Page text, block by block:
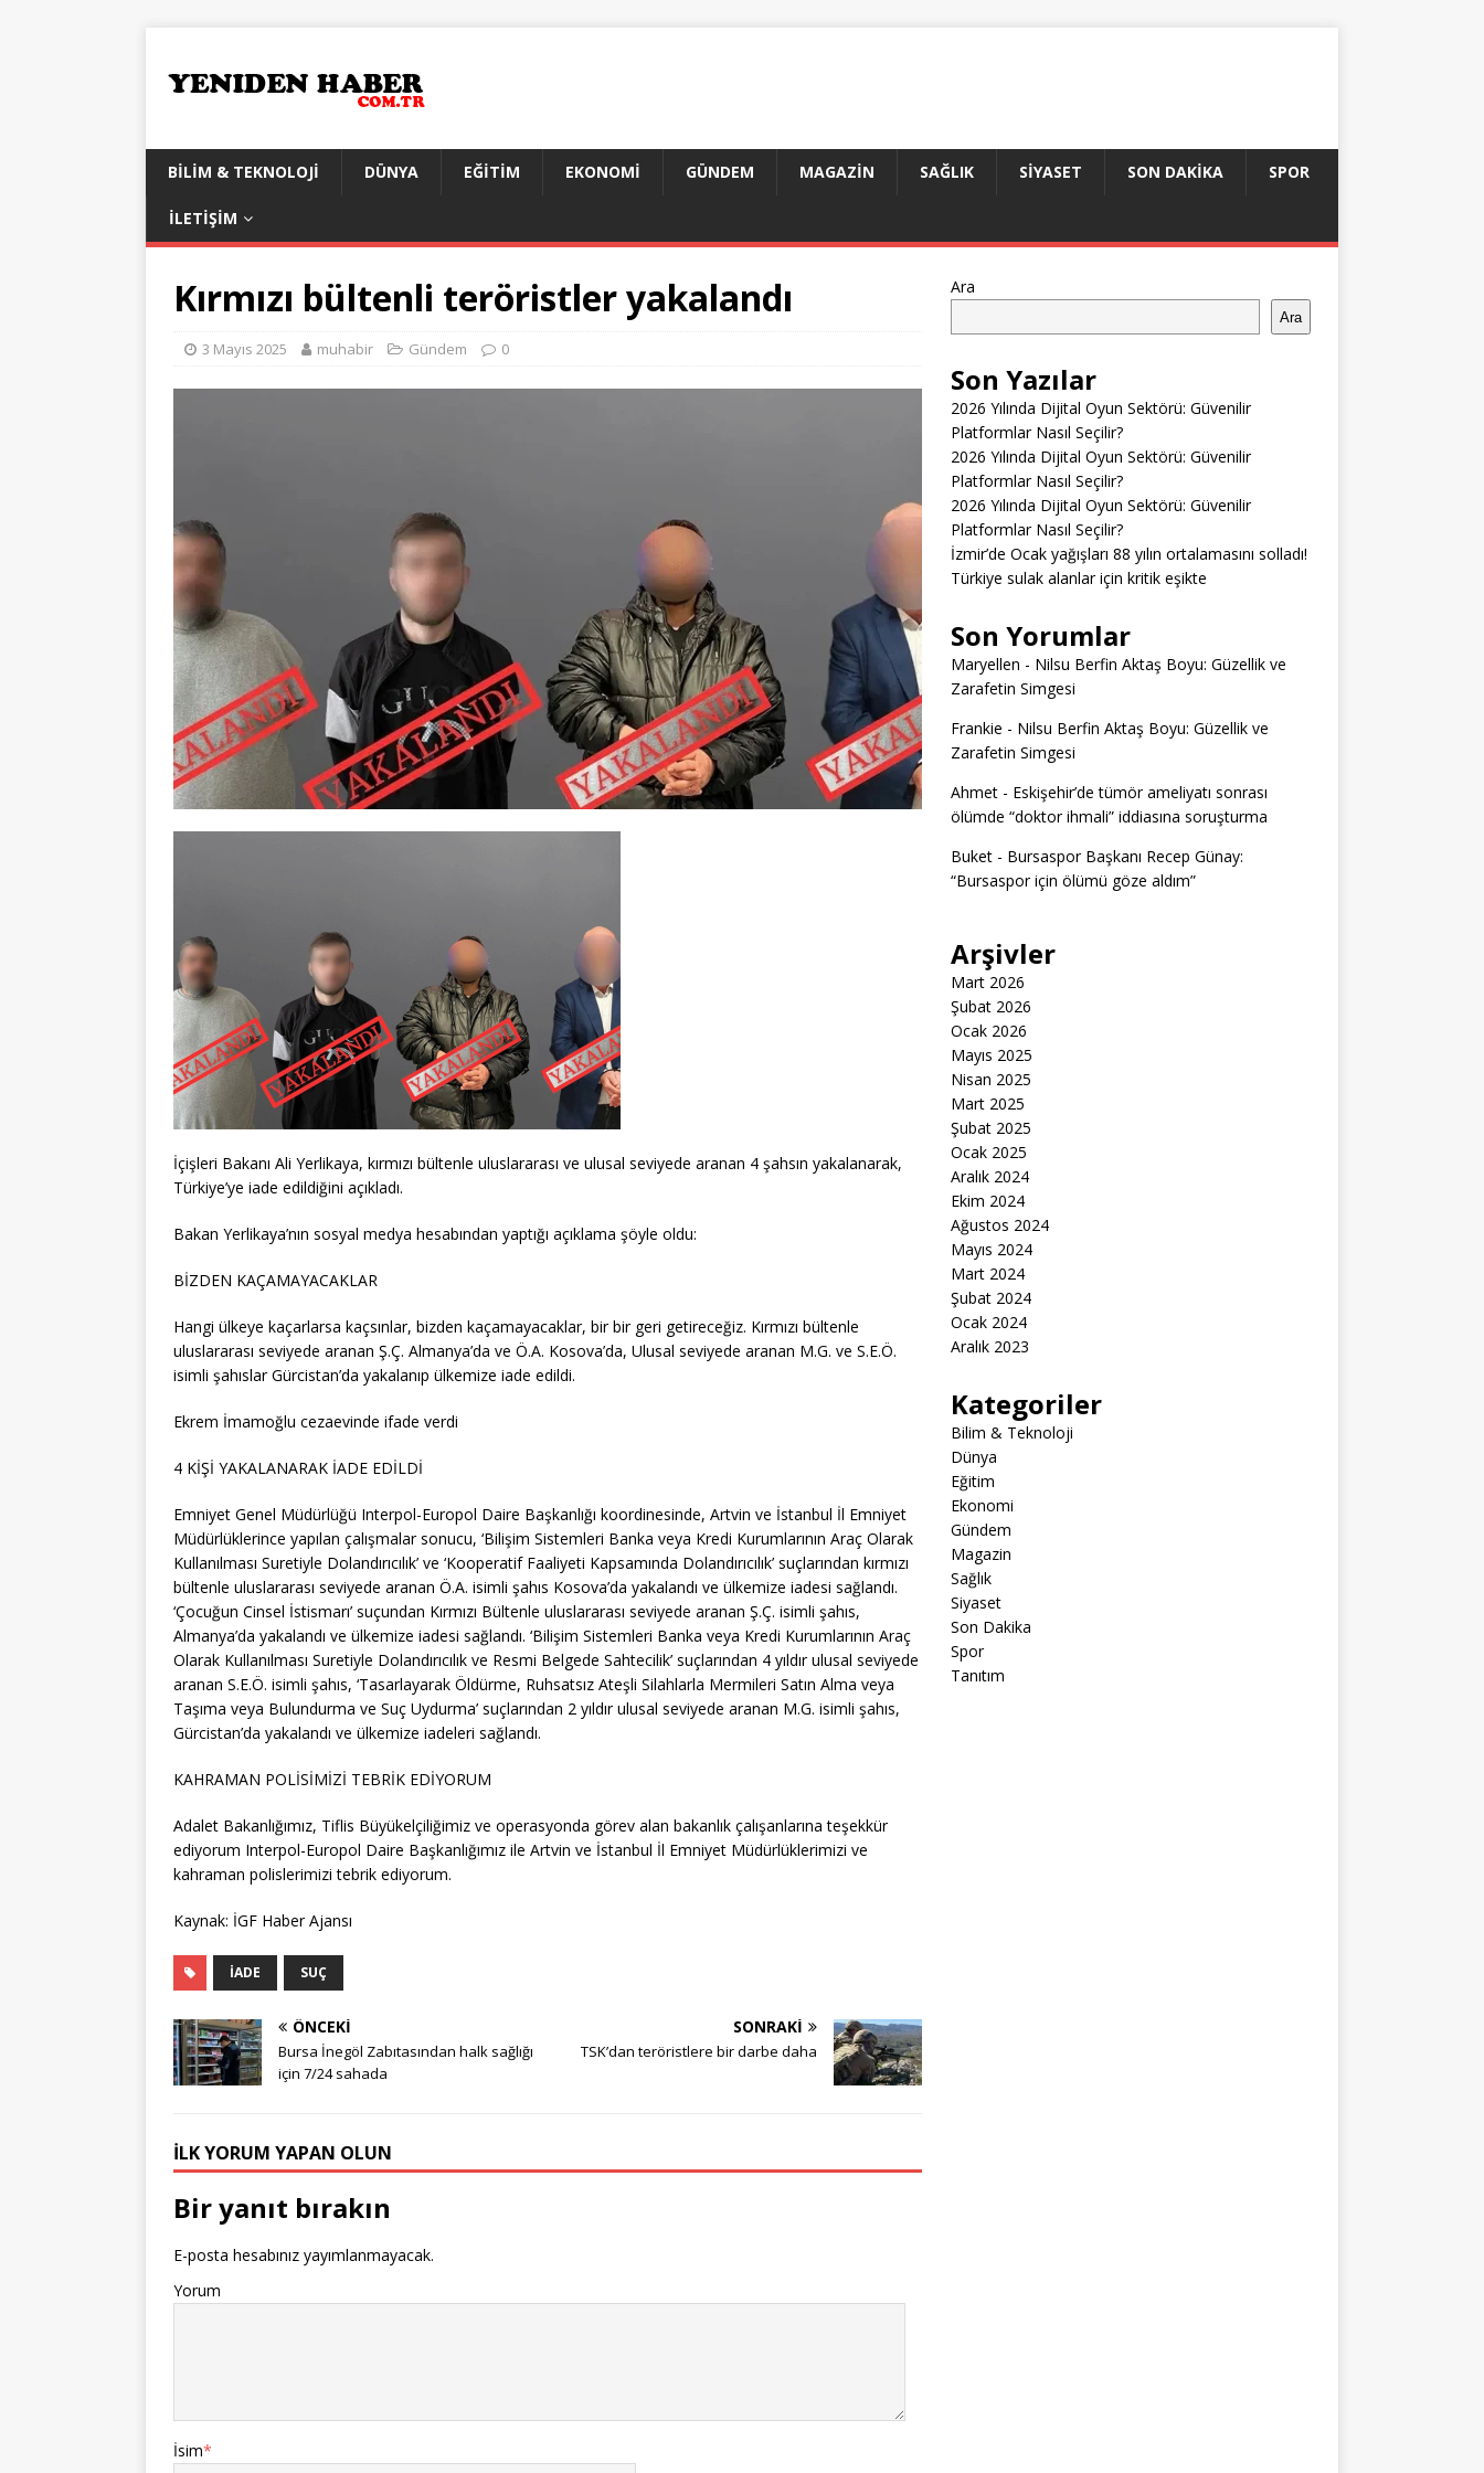
BILIM & TEKNOLOJI DÜNYA EĞITIM EKONOMI GÜNDEM MAGAZIN SAĞLIK SIYASET SON DAKIKA SPOR
İLETIŞIM
Kırmızı bültenli teröristler yakalandı
3 Mayıs 2025 muhabir Gündem 0
İçişleri Bakanı Ali Yerlikaya, kırmızı bültenle uluslararası ve ulusal seviyede aranan 4 şahsın yakalanarak,
Türkiye’ye iade edildiğini açıkladı.
Bakan Yerlikaya’nın sosyal medya hesabından yaptığı açıklama şöyle oldu:
BİZDEN KAÇAMAYACAKLAR
Hangi ülkeye kaçarlarsa kaçsınlar, bizden kaçamayacaklar, bir bir geri getireceğiz. Kırmızı bültenle
uluslararası seviyede aranan Ş.Ç. Almanya’da ve Ö.A. Kosova’da, Ulusal seviyede aranan M.G. ve S.E.Ö.
isimli şahıslar Gürcistan’da yakalanıp ülkemize iade edildi.
Ekrem İmamoğlu cezaevinde ifade verdi
4 KİŞİ YAKALANARAK İADE EDİLDİ
Emniyet Genel Müdürlüğü Interpol-Europol Daire Başkanlığı koordinesinde, Artvin ve İstanbul İl Emniyet
Müdürlüklerince yapılan çalışmalar sonucu, ‘Bilişim Sistemleri Banka veya Kredi Kurumlarının Araç Olarak
Kullanılması Suretiyle Dolandırıcılık’ ve ‘Kooperatif Faaliyeti Kapsamında Dolandırıcılık’ suçlarından kırmızı
bültenle uluslararası seviyede aranan Ö.A. isimli şahıs Kosova’da yakalandı ve ülkemize iadesi sağlandı.
‘Çocuğun Cinsel İstismarı’ suçundan Kırmızı Bültenle uluslararası seviyede aranan Ş.Ç. isimli şahıs,
Almanya’da yakalandı ve ülkemize iadesi sağlandı. ‘Bilişim Sistemleri Banka veya Kredi Kurumlarının Araç
Olarak Kullanılması Suretiyle Dolandırıcılık ve Resmi Belgede Sahtecilik’ suçlarından 4 yıldır ulusal seviyede
aranan S.E.Ö. isimli şahıs, ‘Tasarlayarak Öldürme, Ruhsatsız Ateşli Silahlarla Mermileri Satın Alma veya
Taşıma veya Bulundurma ve Suç Uydurma’ suçlarından 2 yıldır ulusal seviyede aranan M.G. isimli şahıs,
Gürcistan’da yakalandı ve ülkemize iadeleri sağlandı.
KAHRAMAN POLİSİMİZİ TEBRİK EDİYORUM
Adalet Bakanlığımız, Tiflis Büyükelçiliğimiz ve operasyonda görev alan bakanlık çalışanlarına teşekkür
ediyorum Interpol-Europol Daire Başkanlığımız ile Artvin ve İstanbul İl Emniyet Müdürlüklerimizi ve
kahraman polislerimizi tebrik ediyorum.
Kaynak: İGF Haber Ajansı
İADE SUÇ
ÖNCEKI
Bursa İnegöl Zabıtasından halk sağlığı
için 7/24 sahada
SONRAKI
TSK’dan teröristlere bir darbe daha
İLK YORUM YAPAN OLUN
Bir yanıt bırakın
E-posta hesabınız yayımlanmayacak.
Yorum
İsim*
Ara
Ara
Son Yazılar
2026 Yılında Dijital Oyun Sektörü: Güvenilir
Platformlar Nasıl Seçilir?
2026 Yılında Dijital Oyun Sektörü: Güvenilir
Platformlar Nasıl Seçilir?
2026 Yılında Dijital Oyun Sektörü: Güvenilir
Platformlar Nasıl Seçilir?
İzmir’de Ocak yağışları 88 yılın ortalamasını solladı!
Türkiye sulak alanlar için kritik eşikte
Son Yorumlar
Maryellen - Nilsu Berfin Aktaş Boyu: Güzellik ve
Zarafetin Simgesi
Frankie - Nilsu Berfin Aktaş Boyu: Güzellik ve
Zarafetin Simgesi
Ahmet- Eskişehir’de tümör ameliyatı sonrası
ölümde “doktor ihmali” iddiasına soruşturma
Buket- Bursaspor Başkanı Recep Günay:
“Bursaspor için ölümü göze aldım”
Arşivler
Mart 2026
Şubat 2026
Ocak 2026
Mayıs 2025
Nisan 2025
Mart 2025
Şubat 2025
Ocak 2025
Aralık 2024
Ekim 2024
Ağustos 2024
Mayıs 2024
Mart 2024
Şubat 2024
Ocak 2024
Aralık 2023
Kategoriler
Bilim & Teknoloji
Dünya
Eğitim
Ekonomi
Gündem
Magazin
Sağlık
Siyaset
Son Dakika
Spor
Tanıtım